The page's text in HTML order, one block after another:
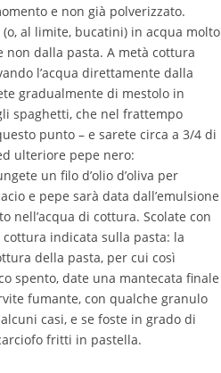
e non già polverizzato.
al limite, bucatini) in acqua molto
non dalla pasta. A metà cottura
l’acqua direttamente dalla
gradualmente di mestolo in
spaghetti, che nel frattempo
punto – e sarete circa a 3/4 di
ulteriore pepe nero:
un filo d’olio d’oliva per
e pepe sarà data dall’emulsione
nell’acqua di cottura. Scolate con
indicata sulla pasta: la
della pasta, per cui così
spento, date una mantecata finale
fumante, con qualche granulo
casi, e se foste in grado di
fritti in pastella.